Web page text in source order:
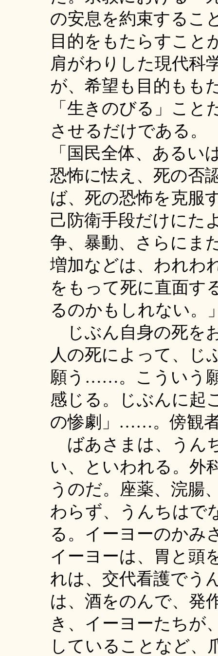
の安息を約束するこ
目的をもたらすこと
肩がわりした現代科
が、希望も目的もも
「生きのびる」こ
させるだけである。
「国民全体、あるい
恐怖に怯え、死の否
ば、死の恐怖を克服
己防衛手段だけにた
争、暴動、さらにま
増加などは、われわ
をもって死に直面す
るのかもしれない。
じぶん自身の死を
人の死によって、じ
願う……。こういう
感じる。じぶんに起
の惨劇」……。傍観
ばあさまは、うん
い、といわれる。外
うのだ。座薬、浣腸
わらず、うんちはで
る。イーヨーのかみ
イーヨーは、胃と頭
れは、交代看護でう
は、酒をのんで、発
き、イーヨーたちが
していることなど、